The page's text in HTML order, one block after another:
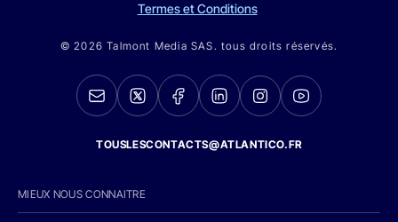
Termes et Conditions
© 2026 Talmont Media SAS. tous droits réservés.
TOUSLESCONTACTS@ATLANTICO.FR
MIEUX NOUS CONNAITRE